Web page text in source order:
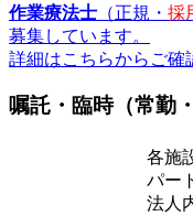
作業療法士 （正規・ 採
募集しています。
詳細はこちらからご確
嘱託・臨時（常勤
各施
パー
法人